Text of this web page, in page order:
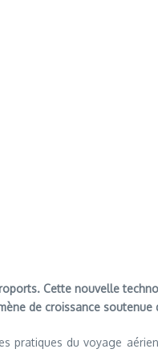
Cette nouvelle
de croissance
du voyage